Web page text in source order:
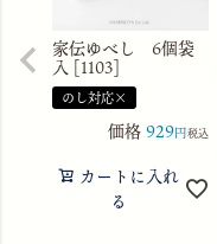
家伝ゆべし 6個袋
入 [1103]
のし対応×
価格929 税込
カートに入れ
る